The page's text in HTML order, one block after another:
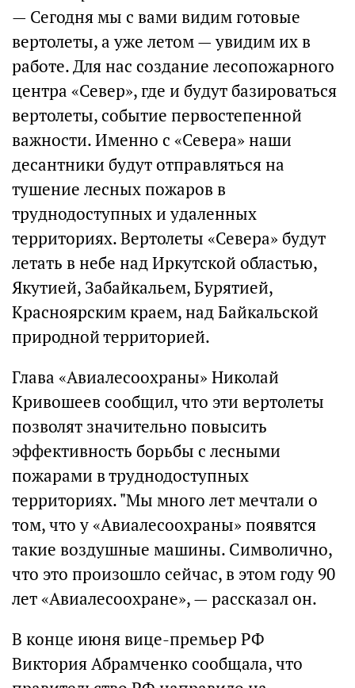
— Сегодня мы с вами видим готовые
вертолеты, а уже летом — увидим их в
работе. Для нас создание лесопожарного
центра «Север», где и будут базироваться
вертолеты, событие первостепенной
важности. Именно с «Севера» наши
десантники будут отправляться на
тушение лесных пожаров в
труднодоступных и удаленных
территориях. Вертолеты «Севера» будут
летать в небе над Иркутской областью,
Якутией, Забайкальем, Бурятией,
Красноярским краем, над Байкальской
природной территорией.
Глава «Авиалесоохраны» Николай
Кривошеев сообщил, что эти вертолеты
позволят значительно повысить
эффективность борьбы с лесными
пожарами в труднодоступных
территориях. "Мы много лет мечтали о
том, что у «Авиалесоохраны» появятся
такие воздушные машины. Символично,
что это произошло сейчас, в этом году 90
лет «Авиалесоохране», — рассказал он.
В конце июня вице-премьер РФ
Виктория Абрамченко сообщала, что